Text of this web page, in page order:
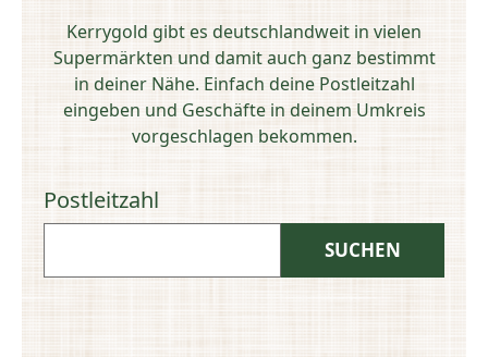
Kerrygold gibt es deutschlandweit in vielen
Supermärkten und damit auch ganz bestimmt
in deiner Nähe. Einfach deine Postleitzahl
eingeben und Geschäfte in deinem Umkreis
vorgeschlagen bekommen.
Postleitzahl